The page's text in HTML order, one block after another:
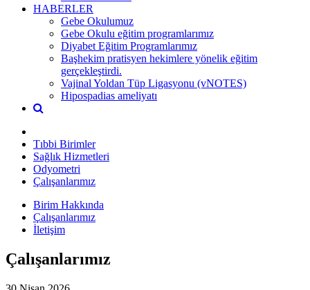
HABERLER
Gebe Okulumuz
Gebe Okulu eğitim programlarımız
Diyabet Eğitim Programlarımız
Başhekim pratisyen hekimlere yönelik eğitim
gerçekleştirdi.
Vajinal Yoldan Tüp Ligasyonu (vNOTES)
Hipospadias ameliyatı
Tıbbi Birimler
Sağlık Hizmetleri
Odyometri
Çalışanlarımız
Birim Hakkında
Çalışanlarımız
İletişim
Çalışanlarımız